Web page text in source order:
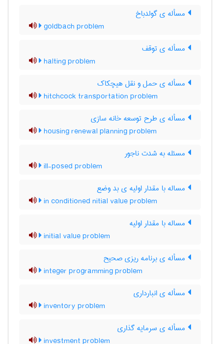
مسأله ی گولدباخ
goldbach problem
مسأله ی توقف
halting problem
مسأله ی حمل و نقل هیچکاک
hitchcock transportation problem
مسأله ی طرح توسعه خانه سازی
housing renewal planning problem
مسئله به شدت ناجور
ill-posed problem
مساله با مقدار اولیه ی بد وضع
in conditioned nitial value problem
مساله با مقدار اولیه
initial value problem
مسأله ی برنامه ریزی صحیح
integer programming problem
مسأله ی انبارداری
inventory problem
مسأله ی سرمایه گذاری
investment problem